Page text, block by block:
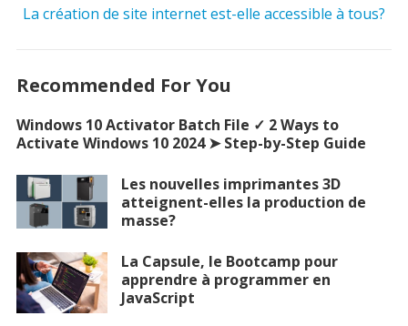
La création de site internet est-elle accessible à tous?
Recommended For You
Windows 10 Activator Batch File ✓ 2 Ways to
Activate Windows 10 2024 ➤ Step-by-Step Guide
Les nouvelles imprimantes 3D
atteignent-elles la production de
masse?
La Capsule, le Bootcamp pour
apprendre à programmer en
JavaScript